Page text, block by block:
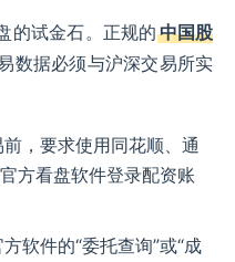
的试金石。正规的中国股
数据必须与沪深交易所实
前，要求使用同花顺、通
方看盘软件登录配资账
方软件的“委托查询”或“成